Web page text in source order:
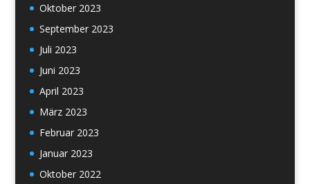
Oktober 2023
September 2023
Juli 2023
Juni 2023
April 2023
März 2023
Februar 2023
Januar 2023
Oktober 2022